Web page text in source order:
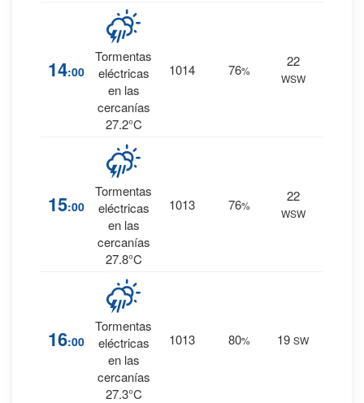
14:00
Tormentas
eléctricas
en las
cercanías
27.2°C
1014 76%
22
WSW
15:00
Tormentas
eléctricas
en las
cercanías
27.8°C
1013 76%
22
WSW
16:00
Tormentas
eléctricas
en las
cercanías
27.3°C
1013 80% 19 SW